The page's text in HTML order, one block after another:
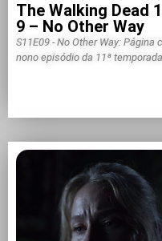
The Walking Dead
9 – No Other Way
S11E09 - No Other Way:
nono episódio da 11ª